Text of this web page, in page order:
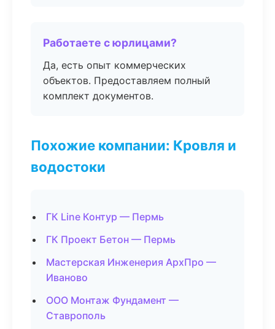
Работаете с юрлицами?
Да, есть опыт коммерческих
объектов. Предоставляем полный
комплект документов.
Похожие компании: Кровля и
водостоки
ГК Line Контур — Пермь
ГК Проект Бетон — Пермь
Мастерская Инженерия АрхПро —
Иваново
ООО Монтаж Фундамент —
Ставрополь